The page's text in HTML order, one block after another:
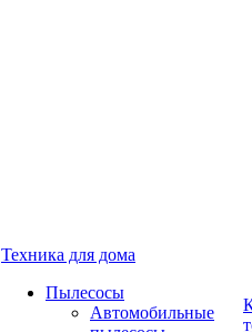
Техника для дома
Пылесосы
Автомобильные